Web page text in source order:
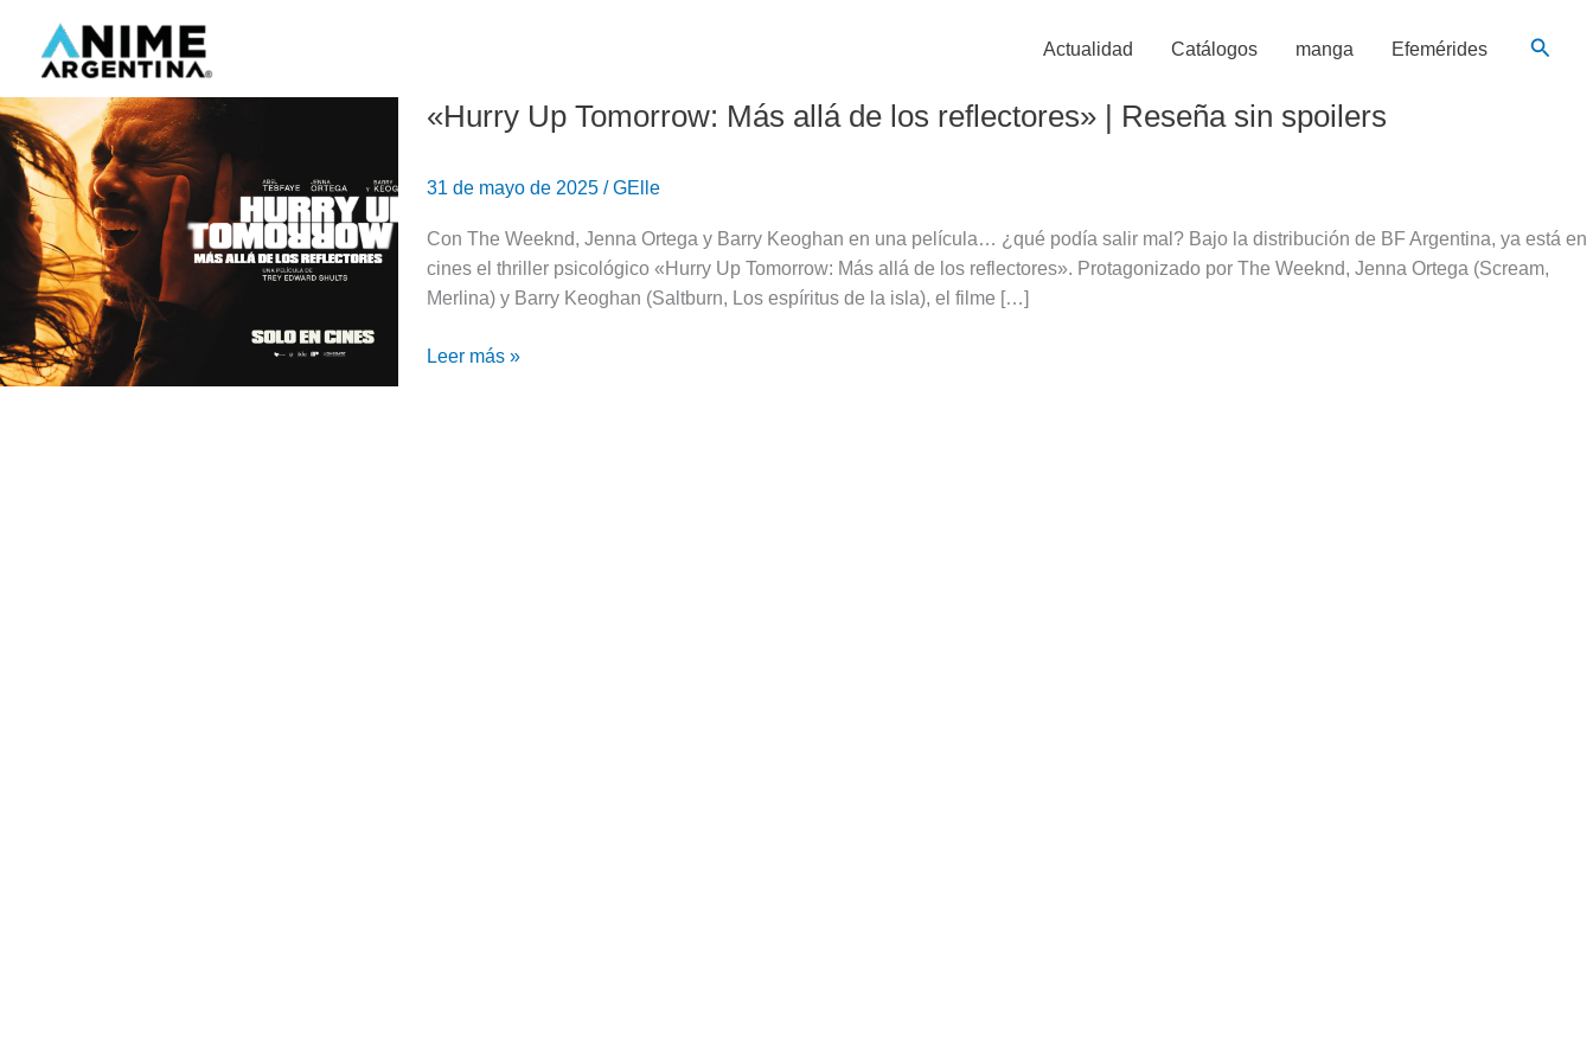
contenido
Actualidad Catálogos manga Efemérides
«Hurry Up Tomorrow: Más allá de los reflectores» | Reseña sin spoilers
31 de mayo de 2025 /GElle
Con The Weeknd, Jenna Ortega y Barry Keoghan en una película… ¿qué podía salir mal? Bajo la distribución de BF Argentina, ya está en
cines el thriller psicológico «Hurry Up Tomorrow: Más allá de los reflectores». Protagonizado por The Weeknd, Jenna Ortega (Scream,
Merlina) y Barry Keoghan (Saltburn, Los espíritus de la isla), el filme […]
«Hurry
Más
allá
de
los
|Leer más »